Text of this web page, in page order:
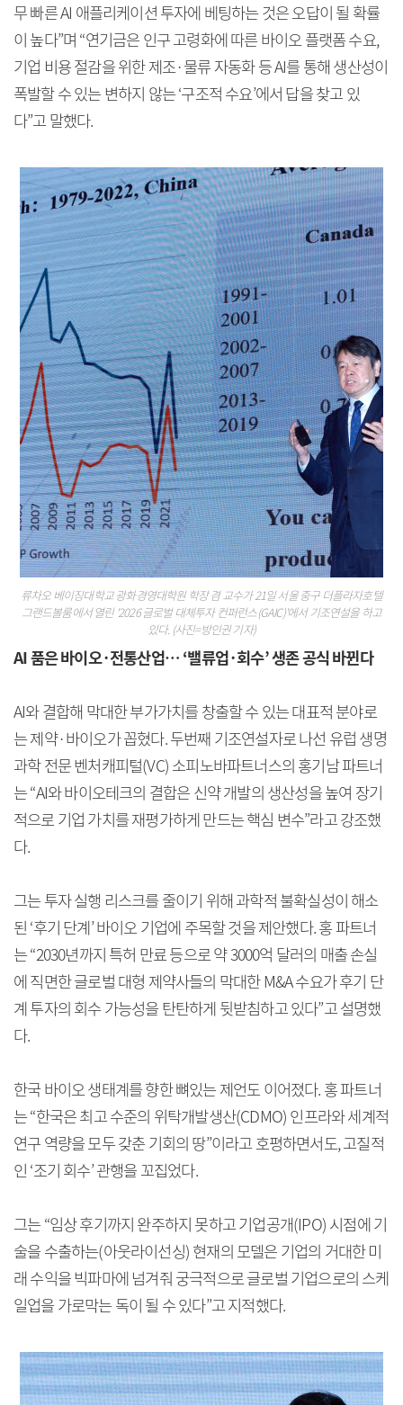
무 빠른 AI 애플리케이션 투자에 베팅하는 것은 오답이 될 확률
이 높다”며 “연기금은 인구 고령화에 따른 바이오 플랫폼 수요,
기업 비용 절감을 위한 제조·물류 자동화 등 AI를 통해 생산성이
폭발할 수 있는 변하지 않는 ‘구조적 수요’에서 답을 찾고 있
다”고 말했다.
류차오 베이징대학교 광화경영대학원 학장 겸 교수가 21일 서울 중구 더플라자호텔
그랜드볼룸에서 열린 '2026 글로벌 대체투자 컨퍼런스(GAIC)'에서 기조연설을 하고
있다. (사진=방인권 기자)
AI 품은 바이오·전통산업… ‘밸류업·회수’ 생존 공식 바뀐다
AI와 결합해 막대한 부가가치를 창출할 수 있는 대표적 분야로
는 제약·바이오가 꼽혔다. 두번째 기조연설자로 나선 유럽 생명
과학 전문 벤처캐피털(VC) 소피노바파트너스의 홍기남 파트너
는 “AI와 바이오테크의 결합은 신약 개발의 생산성을 높여 장기
적으로 기업 가치를 재평가하게 만드는 핵심 변수”라고 강조했
다.
그는 투자 실행 리스크를 줄이기 위해 과학적 불확실성이 해소
된 ‘후기 단계’ 바이오 기업에 주목할 것을 제안했다. 홍 파트너
는 “2030년까지 특허 만료 등으로 약 3000억 달러의 매출 손실
에 직면한 글로벌 대형 제약사들의 막대한 M&A 수요가 후기 단
계 투자의 회수 가능성을 탄탄하게 뒷받침하고 있다”고 설명했
다.
한국 바이오 생태계를 향한 뼈있는 제언도 이어졌다. 홍 파트너
는 “한국은 최고 수준의 위탁개발생산(CDMO) 인프라와 세계적
연구 역량을 모두 갖춘 기회의 땅”이라고 호평하면서도, 고질적
인 ‘조기 회수’ 관행을 꼬집었다.
그는 “임상 후기까지 완주하지 못하고 기업공개(IPO) 시점에 기
술을 수출하는(아웃라이선싱) 현재의 모델은 기업의 거대한 미
래 수익을 빅파마에 넘겨줘 궁극적으로 글로벌 기업으로의 스케
일업을 가로막는 독이 될 수 있다”고 지적했다.